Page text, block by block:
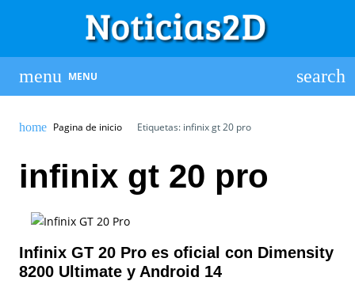
MENU
Pagina de inicio Etiquetas: infinix gt 20 pro
infinix gt 20 pro
Infinix GT 20 Pro es oficial con Dimensity
8200 Ultimate y Android 14